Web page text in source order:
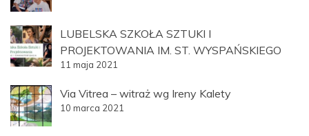
LUBELSKA SZKOŁA SZTUKI I
PROJEKTOWANIA IM. ST. WYSPAŃSKIEGO
11 maja 2021
Via Vitrea – witraż wg Ireny Kalety
10 marca 2021